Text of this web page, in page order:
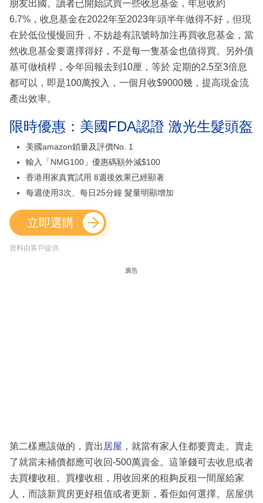
朋友出國。讀者已開始試買一些收息基金，年息收約
6.7%，收息基金在2022年至2023年頭半年做得不好，但現
在於低位慢慢回升，不妨趁有訊號時加注再買收息基金，當
然收息基金要選擇得好，不是每一隻基金也值得買。另外債
基可做槓桿，令年回報去到10厘，等於 定期的2.5至3倍息
都可以，即是100萬投入，一個月收$9000幾，提高現金流
產出效率。
限時優惠：美國FDA認證 激光生髮頭盔
美國amazon鎖量及評價No. 1
輸入「NMG100」優惠碼額外減$100
香港用家真實試用 8週後效果已經顯著
每週使用3次、每日25分鐘 髮量明顯增加
立即選購
資料由客戶提供
廣告
第二樣應該做的，賣出 居屋 ，就當有家人住都要賣走。賣走
了就當未補價都應可收回-500萬資金。這筆錢可去收息或者
去買樓收租。買樓收租，用收回來的租夠反租一間屋給家
人，而該新買房更好租值或者更新，看佢如何選擇。居屋供